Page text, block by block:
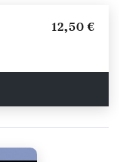
12,50 €